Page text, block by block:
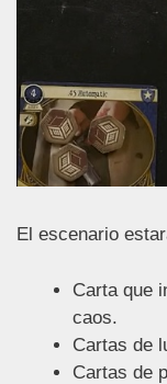
El escenario
Carta que
caos.
Cartas de
Cartas de